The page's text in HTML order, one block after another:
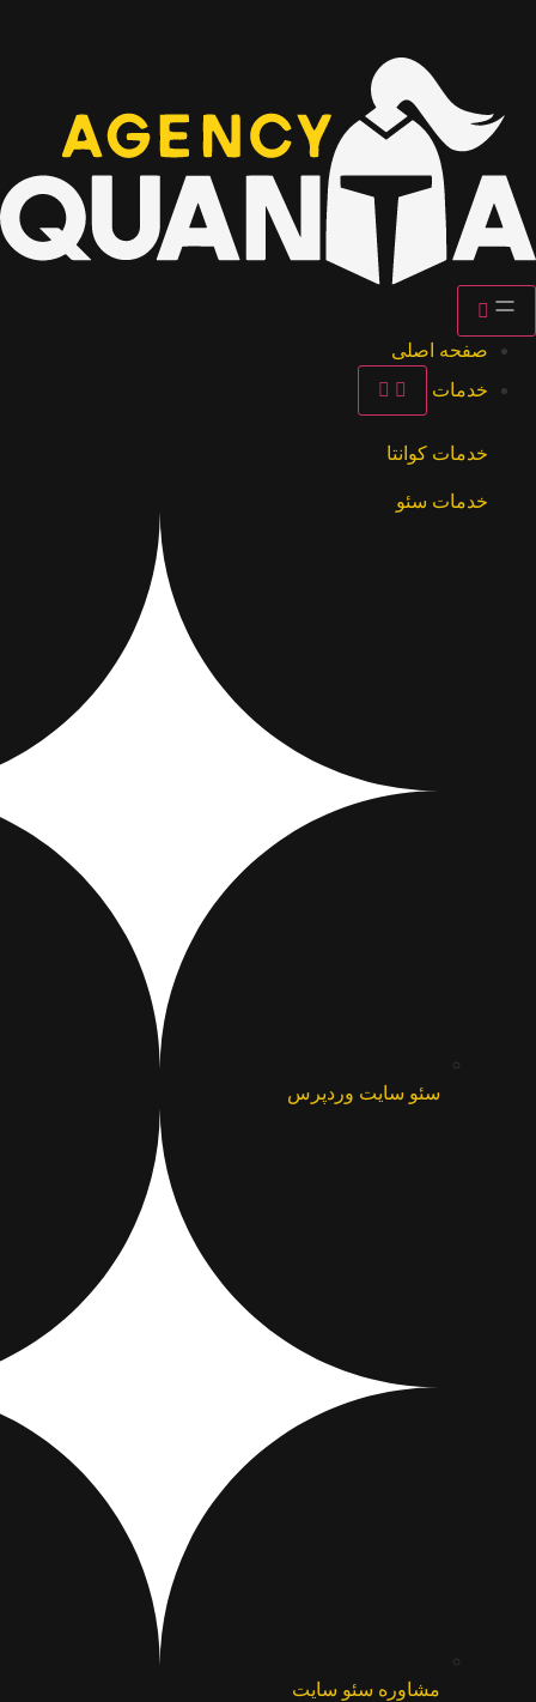
صفحه اصلی
خدمات
خدمات کوانتا
خدمات سئو
سئو سایت وردپرس
مشاوره سئو سایت